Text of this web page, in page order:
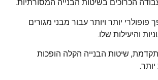
הכרוכים בשיטות הבנייה המסורתיות.
פופולרי יותר ויותר עבור מבני מגורים
והיעילות שלו.
שיטות הבנייה הקלה הופכות